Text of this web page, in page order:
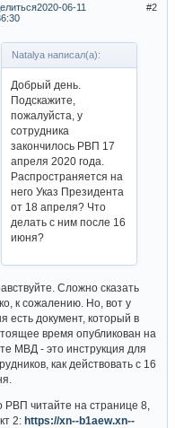
2
2020-06-11
Natalya написал(а):
Добрый день.
Подскажите,
пожалуйста, у
сотрудника
закончилось РВП 17
апреля 2020 года.
Распространяется на
него Указ Президента
от 18 апреля? Что
делать с ним после 16
июня?
Сложно сказать
к сожалению. Но, вот у
есть документ, который в
время опубликован на
МВД - это инструкция для
как действовать с 16
РВП читайте на странице 8,
2:https://xn--b1aew.xn--